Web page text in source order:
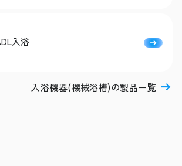
入浴
入浴機器(機械浴槽)の製品一覧